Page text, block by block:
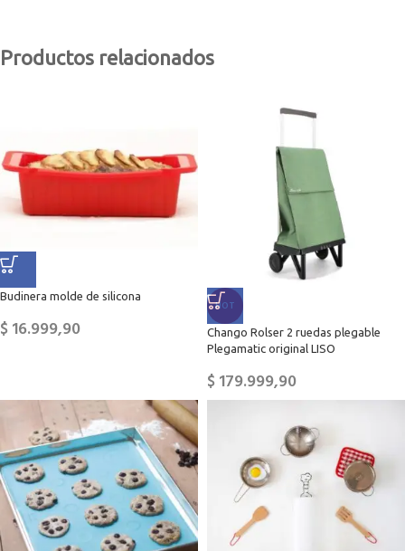
Productos relacionados
Budinera molde de silicona
$16.999,90
HOT
Chango Rolser 2 ruedas plegable
Plegamatic original LISO
$179.999,90